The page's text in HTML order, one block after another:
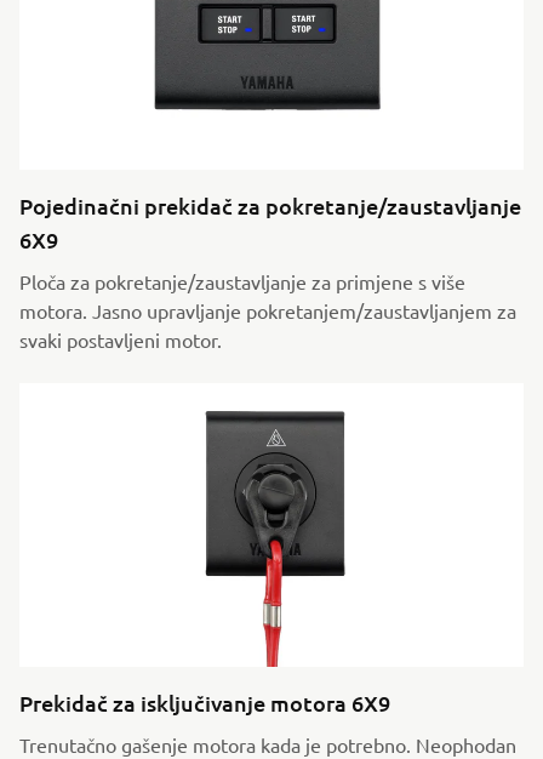
Pojedinačni prekidač za pokretanje/zaustavljanje
6X9
Ploča za pokretanje/zaustavljanje za primjene s više
motora. Jasno upravljanje pokretanjem/zaustavljanjem za
svaki postavljeni motor.
Prekidač za isključivanje motora 6X9
Trenutačno gašenje motora kada je potrebno. Neophodan